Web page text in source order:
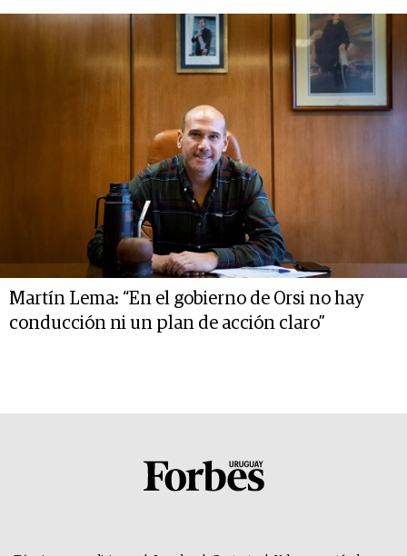
Martín Lema: “En el gobierno de Orsi no hay
conducción ni un plan de acción claro”